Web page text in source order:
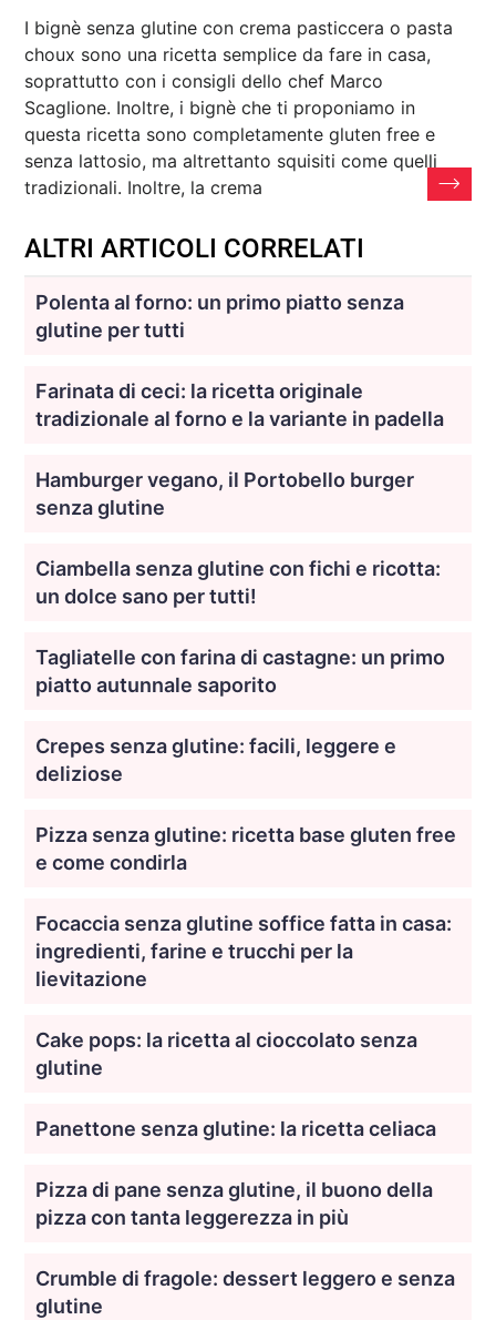
I bignè senza glutine con crema pasticcera o pasta
choux sono una ricetta semplice da fare in casa,
soprattutto con i consigli dello chef Marco
Scaglione. Inoltre, i bignè che ti proponiamo in
questa ricetta sono completamente gluten free e
senza lattosio, ma altrettanto squisiti come quelli
tradizionali. Inoltre, la crema
ALTRI ARTICOLI CORRELATI
Polenta al forno: un primo piatto senza
glutine per tutti
Farinata di ceci: la ricetta originale
tradizionale al forno e la variante in padella
Hamburger vegano, il Portobello burger
senza glutine
Ciambella senza glutine con fichi e ricotta:
un dolce sano per tutti!
Tagliatelle con farina di castagne: un primo
piatto autunnale saporito
Crepes senza glutine: facili, leggere e
deliziose
Pizza senza glutine: ricetta base gluten free
e come condirla
Focaccia senza glutine soffice fatta in casa:
ingredienti, farine e trucchi per la
lievitazione
Cake pops: la ricetta al cioccolato senza
glutine
Panettone senza glutine: la ricetta celiaca
Pizza di pane senza glutine, il buono della
pizza con tanta leggerezza in più
Crumble di fragole: dessert leggero e senza
glutine